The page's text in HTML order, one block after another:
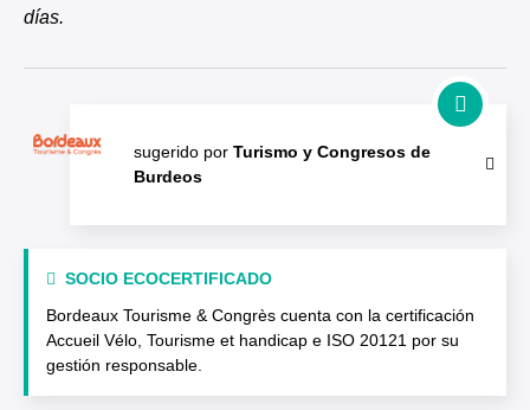
días.
sugerido por Turismo y Congresos de
Burdeos
SOCIO ECOCERTIFICADO
Bordeaux Tourisme & Congrès cuenta con la certificación
Accueil Vélo, Tourisme et handicap e ISO 20121 por su
gestión responsable.